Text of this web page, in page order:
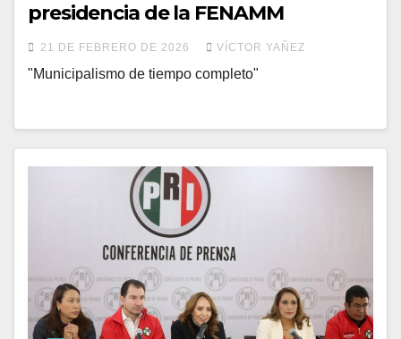
presidencia de la FENAMM
21 DE FEBRERO DE 2026 VÍCTOR YAÑEZ
"Municipalismo de tiempo completo"